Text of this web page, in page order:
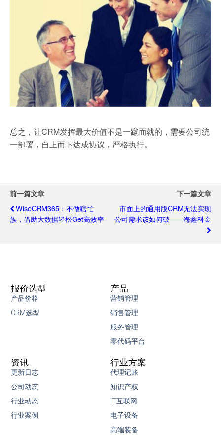
总之，让CRM发挥最大价值不是一蹴而就的，需要公司统
一部署，自上而下达成协议，严格执行。
前一篇文章
WiseCRM365：不做瞎忙
族，借助大数据轻松Get高效率
下一篇文章
市面上的通用版CRM无法实现
公司需求该如何破——海鑫科金
产品
营销管理
销售管理
服务管理
零代码平台
报价选型
产品价格
CRM选型
行业方案
代理记账
知识产权
IT互联网
电子设备
高端装备
资讯
更新日志
公司动态
行业动态
行业案例